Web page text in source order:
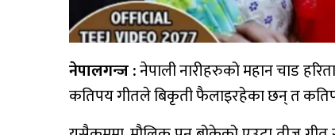
नेपालगन्ज :नेपाली नारीहरुको महान चाड
कतिपय गीतले बिकृती फैलाइरहेका छन् त